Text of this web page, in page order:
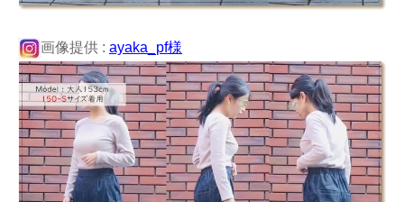
画像提供 : ayaka_pf様